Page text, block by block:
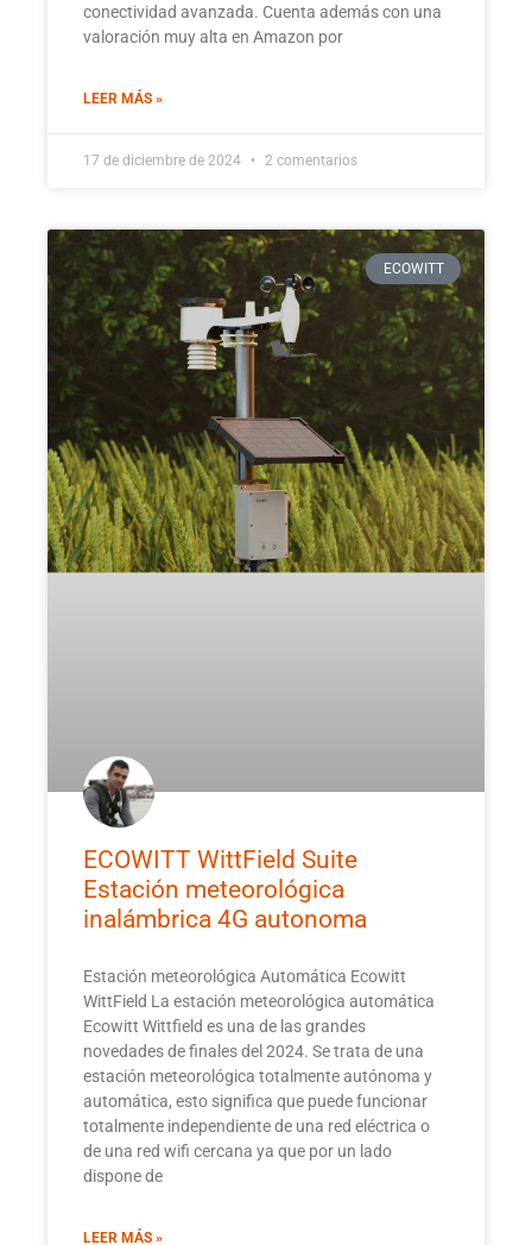
conectividad avanzada. Cuenta además con una
valoración muy alta en Amazon por
LEER MÁS »
17 de diciembre de 2024 2 comentarios
ECOWITT
ECOWITT WittField Suite
Estación meteorológica
inalámbrica 4G autonoma
Estación meteorológica Automática Ecowitt
WittField La estación meteorológica automática
Ecowitt Wittfield es una de las grandes
novedades de finales del 2024. Se trata de una
estación meteorológica totalmente autónoma y
automática, esto significa que puede funcionar
totalmente independiente de una red eléctrica o
de una red wifi cercana ya que por un lado
dispone de
LEER MÁS »